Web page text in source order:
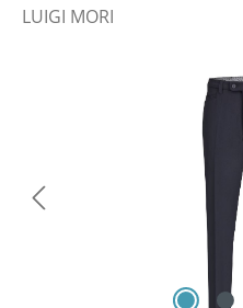
LUIGI MORI
Bildergalerie überspringen